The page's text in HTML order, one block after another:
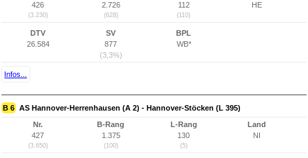
426
(3.230)
2.726
(628)
112
(110)
HE
DTV
26.584
SV
877
(3,3%)
BPL
WB*
Infos...
B 6 AS Hannover-Herrenhausen (A 2) - Hannover-Stöcken (L 395)
Nr.
427
(3.650)
B-Rang
1.375
(100)
L-Rang
130
(5)
Land
NI